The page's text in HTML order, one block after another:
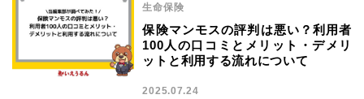
保険マンモスの評判は悪い？利用者
100人の口コミとメリット・デメリ
ットと利用する流れについて
生命保険
2025.07.24